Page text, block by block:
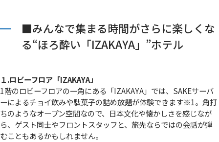
■みんなで集まる時間がさらに楽しくな
る“ほろ酔い「IZAKAYA」”ホテル
１.ロビーフロア「IZAKAYA」
1階のロビーフロアの一角にある「IZAKAYA」では、SAKEサーバ
ーによるチョイ飲みや駄菓子の詰め放題が体験できます※1。角打
ちのようなオープン空間なので、日本文化や懐かしさを感じなが
ら、ゲスト同士やフロントスタッフと、旅先ならではの会話が弾
むこともあるかもしれません。